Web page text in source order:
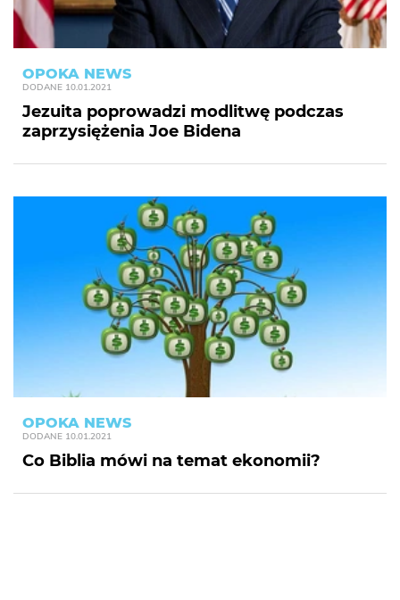
OPOKA NEWS
DODANE 10.01.2021
Jezuita poprowadzi modlitwę podczas
zaprzysiężenia Joe Bidena
OPOKA NEWS
DODANE 10.01.2021
Co Biblia mówi na temat ekonomii?